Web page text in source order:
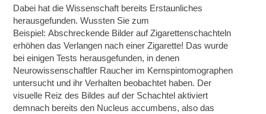
Dabei hat die Wissenschaft bereits Erstaunliches
herausgefunden. Wussten Sie zum
Beispiel: Abschreckende Bilder auf Zigarettenschachteln
erhöhen das Verlangen nach einer Zigarette! Das wurde
bei einigen Tests herausgefunden, in denen
Neurowissenschaftler Raucher im Kernspintomographen
untersucht und ihr Verhalten beobachtet haben. Der
visuelle Reiz des Bildes auf der Schachtel aktiviert
demnach bereits den Nucleus accumbens, also das